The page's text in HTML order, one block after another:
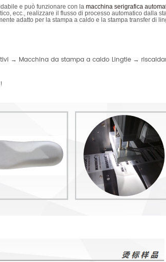
e può funzionare con la macchina serigrafica
ecc., realizzare il flusso di processo automatico dalla
adatto per la stampa a caldo e la stampa transfer di
→ Macchina da stampa a caldo Lingtie →